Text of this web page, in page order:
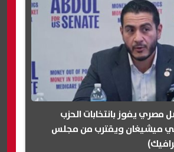
يفوز بانتخابات الحزب
ميشيغان ويقترب من مجلس